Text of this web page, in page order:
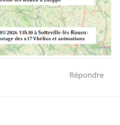
Répondre